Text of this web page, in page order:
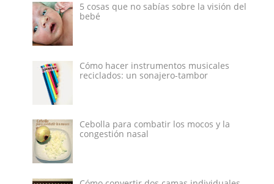
5 cosas que no sabías sobre la visión del
bebé
Cómo hacer instrumentos musicales
reciclados: un sonajero-tambor
Cebolla para combatir los mocos y la
congestión nasal